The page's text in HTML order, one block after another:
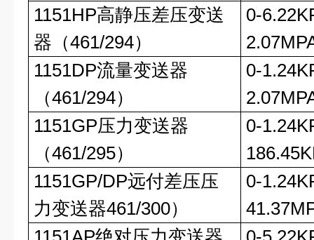
1151HP高静压差压变送
器（461/294）
0-
1151DP流量变送器
（461/294）
0-
1151GP压力变送器
（461/295）
0-
1151GP/DP远付差压压
力变送器461/300）
0-